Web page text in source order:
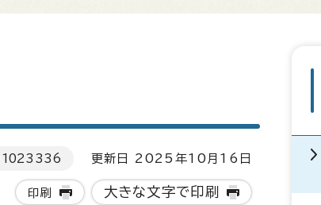
1023336 更新日 2025年10月16日
印刷 大きな文字で印刷